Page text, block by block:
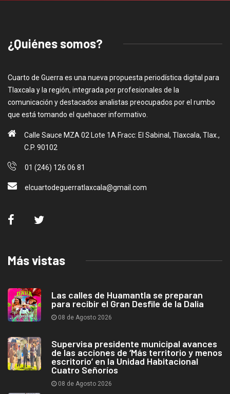
¿Quiénes somos?
Cuarto de Guerra es una nueva propuesta periodística digital para
Tlaxcala y la región, integrada por profesionales de la
comunicación y destacados analistas preocupados por el rumbo
que está tomando el quehacer informativo.
Calle Sauce MZA 02 Lote 1A Fracc: El Sabinal, Tlaxcala, Tlax.,
C.P. 90102
01 (246) 126 06 81
elcuartodeguerratlaxcala@gmail.com
Más vistas
Las calles de Huamantla se preparan
para recibir el Gran Desfile de la Dalia
08 de Agosto 2026
Supervisa presidente municipal avances
de las acciones de ‘Más territorio y menos
escritorio’ en la Unidad Habitacional
Cuatro Señoríos
08 de Agosto 2026